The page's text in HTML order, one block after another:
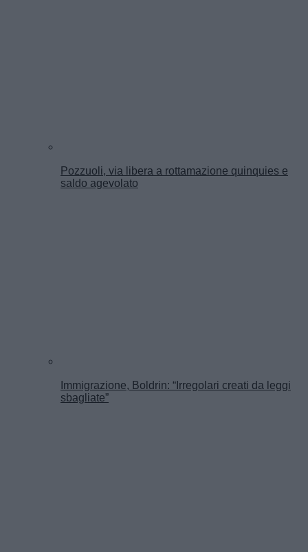
Pozzuoli, via libera a rottamazione quinquies e
saldo agevolato
Immigrazione, Boldrin: “Irregolari creati da leggi
sbagliate”